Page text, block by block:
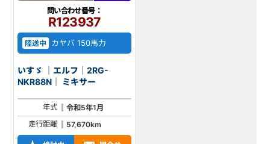
問い合わせ番号：
R123937
陸送中 カヤバ 150馬力
いすゞ ｜エルフ｜2RG-
NKR88N｜ ミキサー
年式
令和5年1月
走行距離
57,670km